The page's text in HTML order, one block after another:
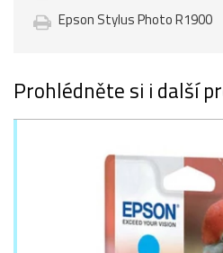
Epson Stylus Photo R1900
Prohlédněte si i další